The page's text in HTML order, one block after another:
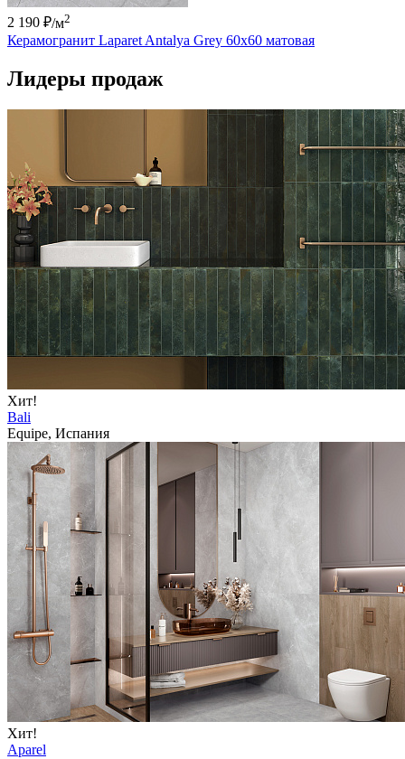
2 190 ₽/м2
Керамогранит Laparet Antalya Grey 60х60 матовая
Лидеры продаж
Хит!
Bali
Equipe, Испания
Хит!
Aparel